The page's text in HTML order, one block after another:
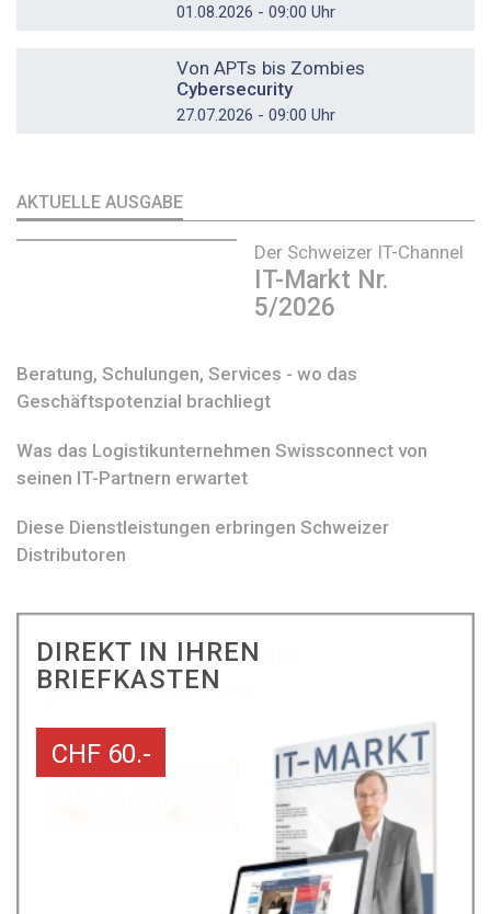
01.08.2026 - 09:00 Uhr
Von APTs bis Zombies
Cybersecurity
27.07.2026 - 09:00 Uhr
AKTUELLE AUSGABE
Der Schweizer IT-Channel
IT-Markt Nr.
5/2026
Beratung, Schulungen, Services - wo das
Geschäftspotenzial brachliegt
Was das Logistikunternehmen Swissconnect von
seinen IT-Partnern erwartet
Diese Dienstleistungen erbringen Schweizer
Distributoren
DIREKT IN IHREN
BRIEFKASTEN
CHF 60.-